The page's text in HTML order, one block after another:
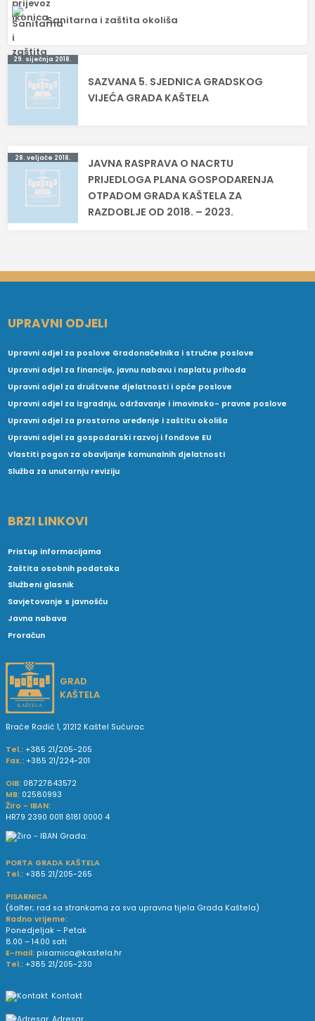
Sanitarna i zaštita okoliša
Navigacija
objava
29. siječnja 2018.
SAZVANA 5. SJEDNICA GRADSKOG
VIJEĆA GRADA KAŠTELA
28. veljače 2018.
JAVNA RASPRAVA O NACRTU
PRIJEDLOGA PLANA GOSPODARENJA
OTPADOM GRADA KAŠTELA ZA
RAZDOBLJE OD 2018. – 2023.
UPRAVNI ODJELI
Upravni odjel za poslove Gradonačelnika i stručne poslove
Upravni odjel za financije, javnu nabavu i naplatu prihoda
Upravni odjel za društvene djelatnosti i opće poslove
Upravni odjel za izgradnju, održavanje i imovinsko- pravne poslove
Upravni odjel za prostorno uređenje i zaštitu okoliša
Upravni odjel za gospodarski razvoj i fondove EU
Vlastiti pogon za obavljanje komunalnih djelatnosti
Služba za unutarnju reviziju
BRZI LINKOVI
Pristup informacijama
Zaštita osobnih podataka
Službeni glasnik
Savjetovanje s javnošću
Javna nabava
Proračun
GRAD
KAŠTELA
Braće Radić 1, 21212 Kaštel Sućurac
Tel.: +385 21/205-205
Fax.: +385 21/224-201
OIB: 08727843572
MB: 02580993
Žiro - IBAN:
HR79 2390 0011 8181 0000 4
PORTA GRADA KAŠTELA
Tel.: +385 21/205-265
PISARNICA
(šalter; rad sa strankama za sva upravna tijela Grada Kaštela)
Radno vrijeme:
Ponedjeljak – Petak
8.00 – 14.00 sati
E-mail: pisarnica@kastela.hr
Tel.: +385 21/205-230
Kontakt